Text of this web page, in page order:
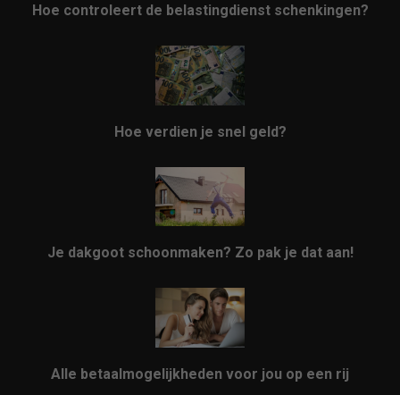
Hoe controleert de belastingdienst schenkingen?
Hoe verdien je snel geld?
Je dakgoot schoonmaken? Zo pak je dat aan!
Alle betaalmogelijkheden voor jou op een rij